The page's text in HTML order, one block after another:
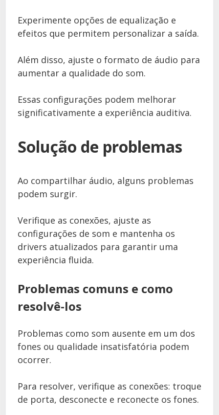
Experimente opções de equalização e
efeitos que permitem personalizar a saída.
Além disso, ajuste o formato de áudio para
aumentar a qualidade do som.
Essas configurações podem melhorar
significativamente a experiência auditiva.
Solução de problemas
Ao compartilhar áudio, alguns problemas
podem surgir.
Verifique as conexões, ajuste as
configurações de som e mantenha os
drivers atualizados para garantir uma
experiência fluida.
Problemas comuns e como
resolvê-los
Problemas como som ausente em um dos
fones ou qualidade insatisfatória podem
ocorrer.
Para resolver, verifique as conexões: troque
de porta, desconecte e reconecte os fones.